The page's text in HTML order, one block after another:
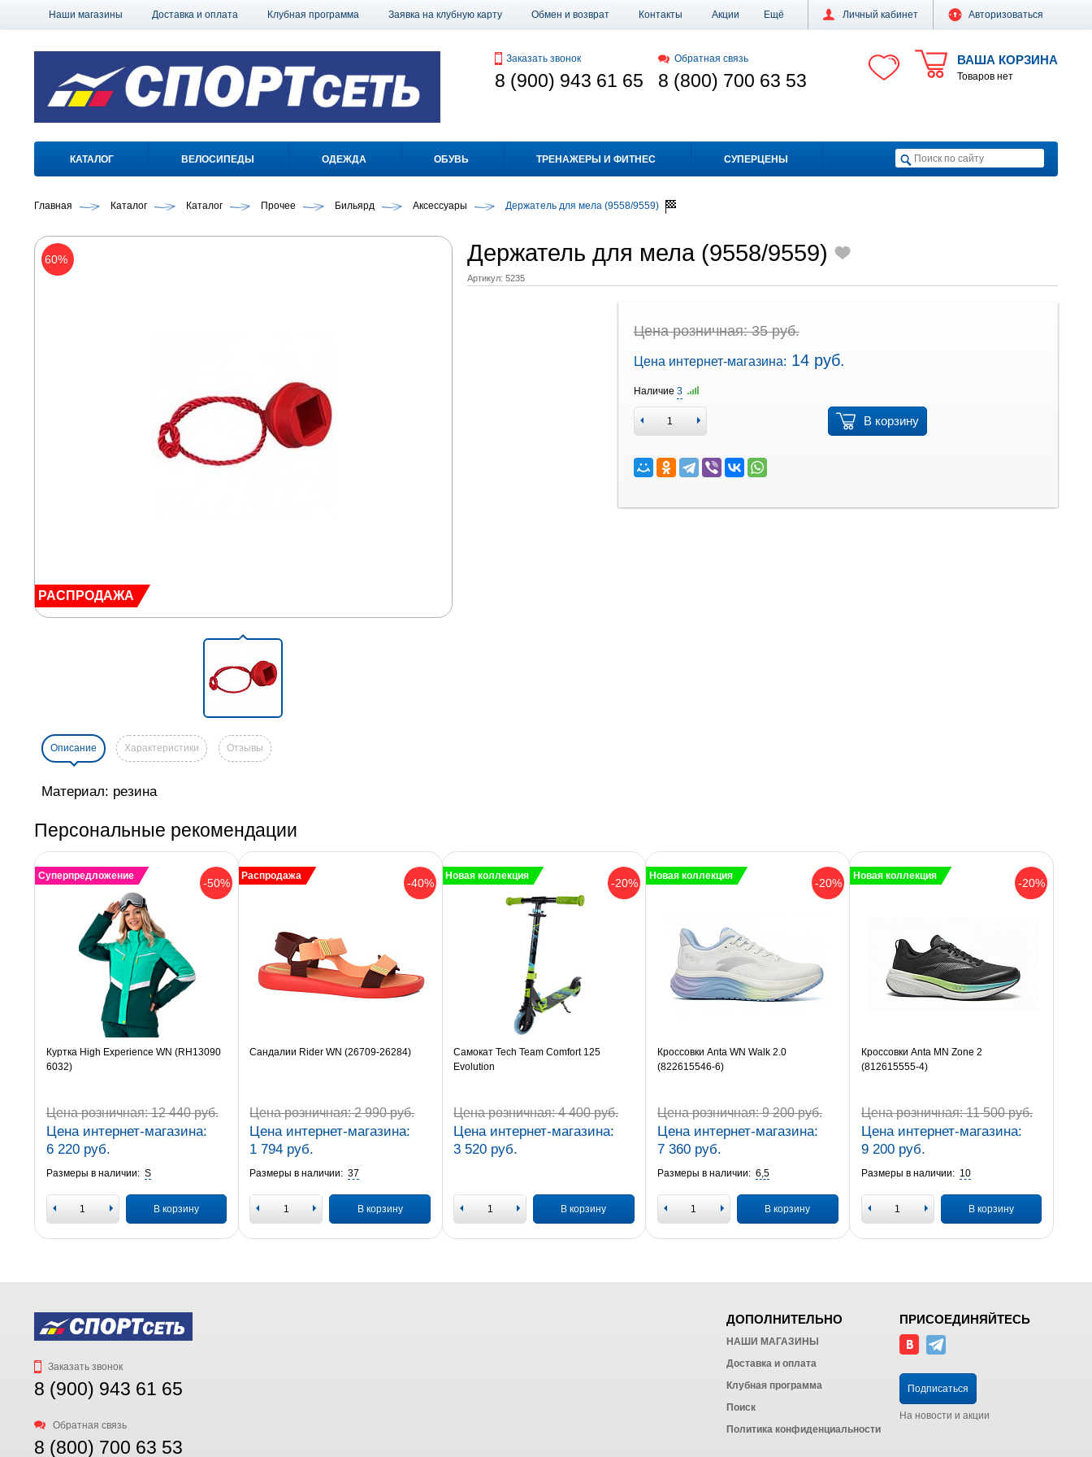
Личный кабинет Авторизоваться
Наши магазины Доставка и оплата Клубная программа Заявка на клубную карту Обмен и возврат Контакты Акции Ещё
ВАША КОРЗИНА
Товаров нет
Заказать звонок
8 (900) 943 61 65
Обратная связь
8 (800) 700 63 53
КАТАЛОГ ВЕЛОСИПЕДЫ ОДЕЖДА ОБУВЬ ТРЕНАЖЕРЫ И ФИТНЕС СУПЕРЦЕНЫ
Главная Каталог Каталог Прочее Бильярд Аксессуары Держатель для мела (9558/9559)
Держатель для мела (9558/9559)
Артикул: 5235
60%
РАСПРОДАЖА
Цена розничная: 35 руб.
Цена интернет-магазина: 14 руб.
Наличие 3
В корзину
Описание Характеристики Отзывы
Материал: резина
Персональные рекомендации
-50%
Суперпредложение
Куртка High Experience WN (RH13090
6032)
Цена розничная:12 440 руб.
Цена интернет-магазина:
6 220 руб.
Размеры в наличии: S
В корзину
-40%
Распродажа
Сандалии Rider WN (26709-26284)
Цена розничная:2 990 руб.
Цена интернет-магазина:
1 794 руб.
Размеры в наличии: 37
В корзину
-20%
Новая коллекция
Самокат Tech Team Comfort 125
Evolution
Цена розничная:4 400 руб.
Цена интернет-магазина:
3 520 руб.
В корзину
-20%
Новая коллекция
Кроссовки Anta WN Walk 2.0
(822615546-6)
Цена розничная:9 200 руб.
Цена интернет-магазина:
7 360 руб.
Размеры в наличии: 6,5
В корзину
-20%
Новая коллекция
Кроссовки Anta MN Zone 2
(812615555-4)
Цена розничная:11 500 руб.
Цена интернет-магазина:
9 200 руб.
Размеры в наличии: 10
В корзину
Заказать звонок
8 (900) 943 61 65
Обратная связь
8 (800) 700 63 53
ДОПОЛНИТЕЛЬНО
НАШИ МАГАЗИНЫ
Доставка и оплата
Клубная программа
Поиск
Политика конфиденциальности
ПРИСОЕДИНЯЙТЕСЬ
Подписаться
На новости и акции